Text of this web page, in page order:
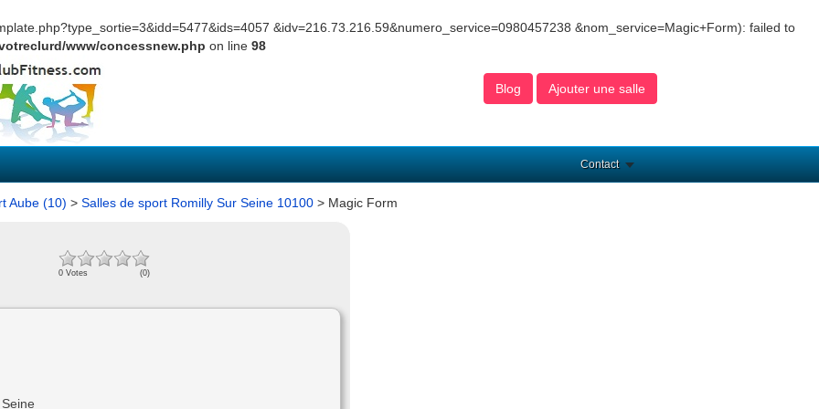
&idv=216.73.216.59&numero_service=0980457238 &nom_service=Magic+Form): failed to
www/concessnew.php on line 98
Blog Ajouter une salle
Contact
Aube (10) > Salles de sport Romilly Sur Seine 10100 > Magic Form
0 Votes (0)